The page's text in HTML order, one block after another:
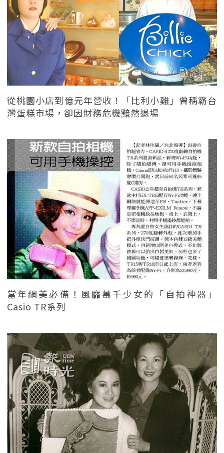
從桃園小店到億元年營收！「比利小雞」曾稱霸台
灣蛋糕市場，卻因財務危機黯然退場
當年網美必備！風靡萬千少女的「自拍神器」
Casio TR系列